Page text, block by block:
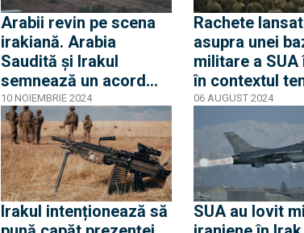
Arabii revin pe scena
irakiană. Arabia
Saudită și Irakul
semnează un acord
militar cu puternice
semnificații pozitive în
regiune
10 NOIEMBRIE 2024
Rachete
asupra unei
militare a SUA
în contextul
din Orient. Mai
soldați au fost
06 AUGUST 2024
Irakul intenționează să
SUA au lovit